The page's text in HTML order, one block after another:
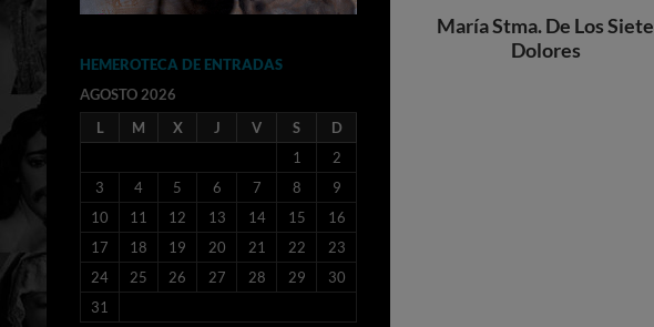
María Stma. De Los Siete
Dolores
HEMEROTECA DE ENTRADAS
AGOSTO 2026
L
M X J V S
D
1
2
3
4 5 6 7 8
9
10
11 12 13 14 15
16
17
18 19 20 21 22
23
24
25 26 27 28 29
30
31